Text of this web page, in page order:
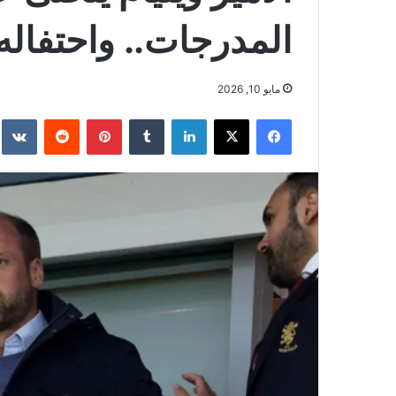
المدرجات..
مايو 10, 2026
فيسبوك ‫X لينكدإن بينتيريست